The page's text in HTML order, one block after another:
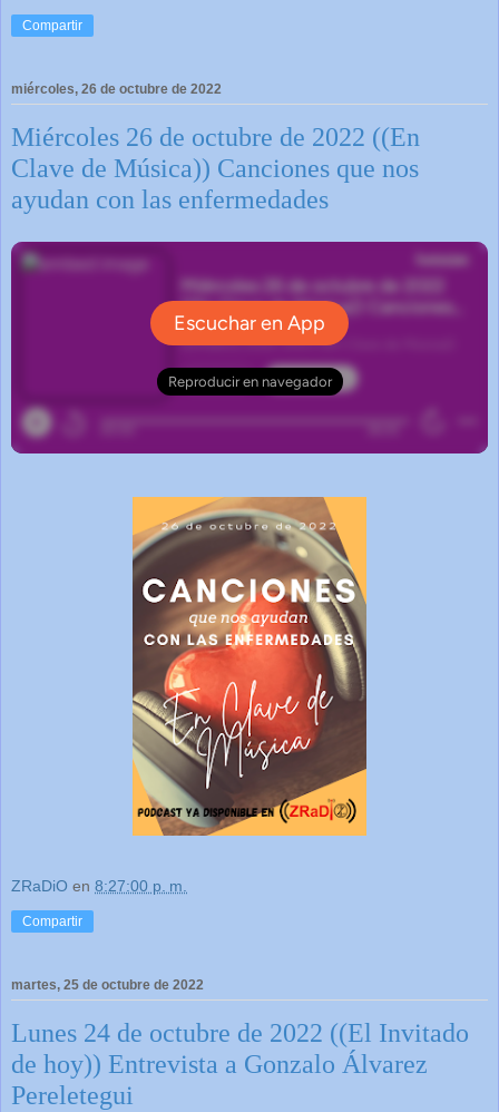
Compartir
miércoles, 26 de octubre de 2022
Miércoles 26 de octubre de 2022 ((En
Clave de Música)) Canciones que nos
ayudan con las enfermedades
ZRaDiO en 8:27:00 p. m.
Compartir
martes, 25 de octubre de 2022
Lunes 24 de octubre de 2022 ((El Invitado
de hoy)) Entrevista a Gonzalo Álvarez
Pereletegui